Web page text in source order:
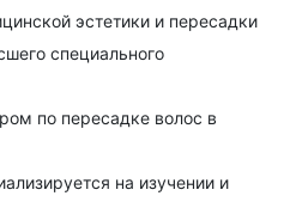
эстетики и пересадки
специального
по пересадке волос в
на изучении и